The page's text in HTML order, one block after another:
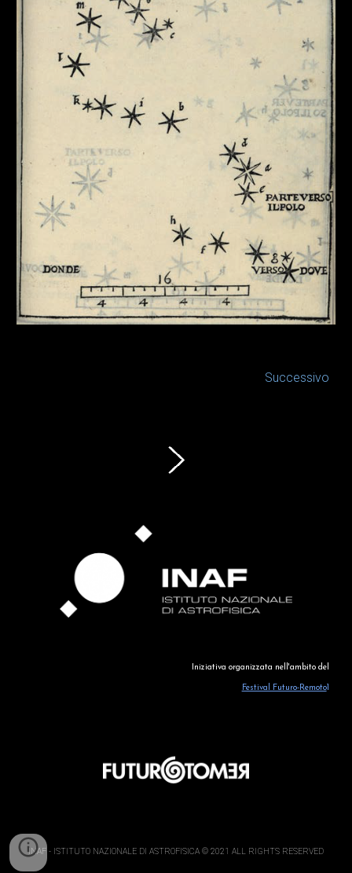
Successivo
Iniziativa organizzata nell'ambito del
Festival Futuro-Remoto1
INAF - ISTITUTO NAZIONALE DI ASTROFISICA © 2021 ALL RIGHTS RESERVED